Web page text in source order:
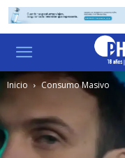
Inicio Consumo Masivo